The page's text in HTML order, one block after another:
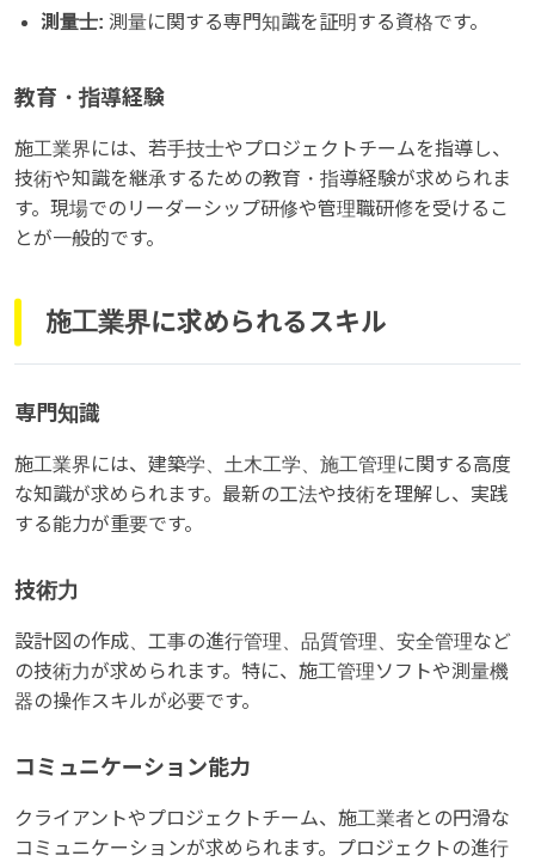
測量士: 測量に関する専門知識を証明する資格です。
教育・指導経験
施工業界には、若手技士やプロジェクトチームを指導し、
技術や知識を継承するための教育・指導経験が求められま
す。現場でのリーダーシップ研修や管理職研修を受けるこ
とが一般的です。
施工業界に求められるスキル
専門知識
施工業界には、建築学、土木工学、施工管理に関する高度
な知識が求められます。最新の工法や技術を理解し、実践
する能力が重要です。
技術力
設計図の作成、工事の進行管理、品質管理、安全管理など
の技術力が求められます。特に、施工管理ソフトや測量機
器の操作スキルが必要です。
コミュニケーション能力
クライアントやプロジェクトチーム、施工業者との円滑な
コミュニケーションが求められます。プロジェクトの進行